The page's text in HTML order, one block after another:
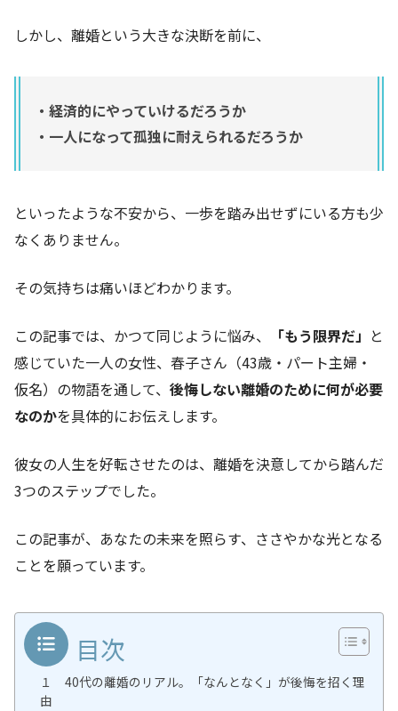
しかし、離婚という大きな決断を前に、
・経済的にやっていけるだろうか
・一人になって孤独に耐えられるだろうか
といったような不安から、一歩を踏み出せずにいる方も少
なくありません。
その気持ちは痛いほどわかります。
この記事では、かつて同じように悩み、 「もう限界だ」 と
感じていた一人の女性、春子さん（43歳・パート主婦・
仮名）の物語を通して、 後悔しない離婚のために何が必要
なのかを具体的にお伝えします。
彼女の人生を好転させたのは、離婚を決意してから踏んだ
3つのステップでした。
この記事が、あなたの未来を照らす、ささやかな光となる
ことを願っています。
目次
１ 40代の離婚のリアル。「なんとなく」が後悔を招く理
由